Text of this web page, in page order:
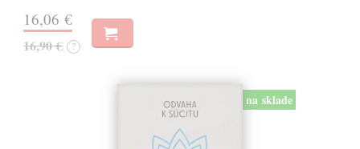
16,06 €
16,90 € ?
na sklade